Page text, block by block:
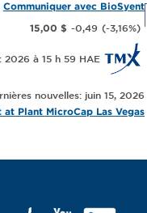
Communiquer avec BioSyent
15,00 $ -0,49 (-3,16%)
2026 à 15 h 59
nouvelles: juin 15, 2026
at Plant MicroCap Las Vegas